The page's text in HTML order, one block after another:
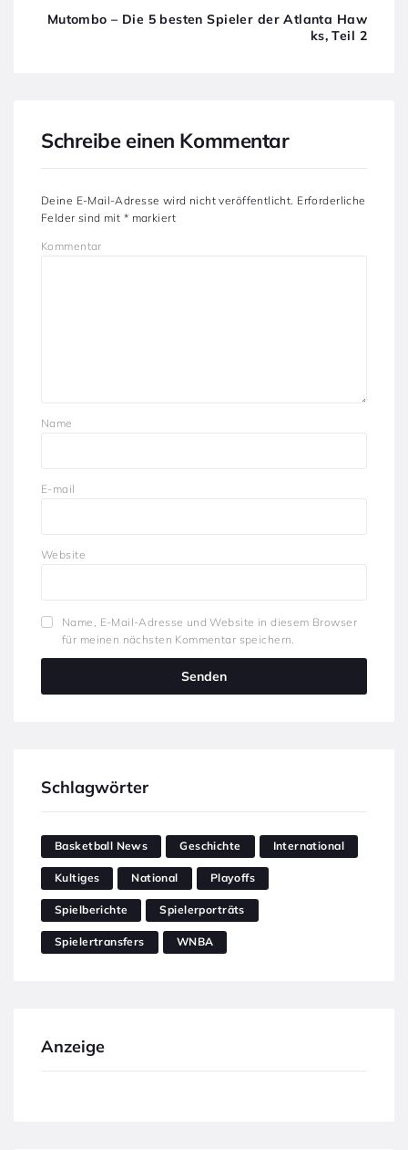
Mutombo – Die 5 besten Spieler der Atlanta Haw
ks, Teil 2
Schreibe einen Kommentar
Deine E-Mail-Adresse wird nicht veröffentlicht. Erforderliche
Felder sind mit * markiert
Kommentar
Name
E-mail
Website
Name, E-Mail-Adresse und Website in diesem Browser
für meinen nächsten Kommentar speichern.
Schlagwörter
Basketball News Geschichte International
Kultiges National Playoffs
Spielberichte Spielerporträts
Spielertransfers WNBA
Anzeige